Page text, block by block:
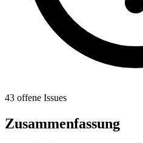
43 offene Issues
Zusammenfassung